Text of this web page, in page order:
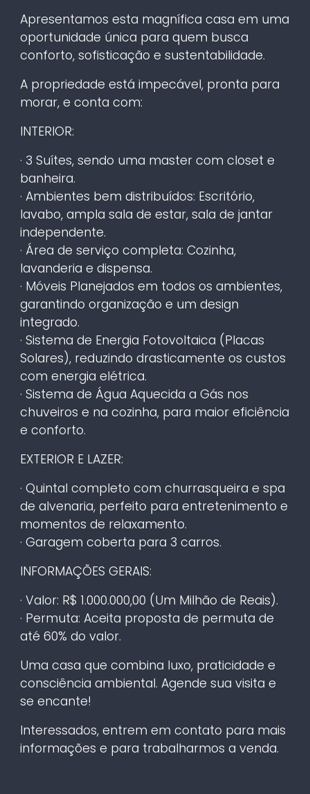
Apresentamos esta magnífica casa em uma
oportunidade única para quem busca
conforto, sofisticação e sustentabilidade.
A propriedade está impecável, pronta para
morar, e conta com:
INTERIOR:
· 3 Suítes, sendo uma master com closet e
banheira.
· Ambientes bem distribuídos: Escritório,
lavabo, ampla sala de estar, sala de jantar
independente.
· Área de serviço completa: Cozinha,
lavanderia e dispensa.
· Móveis Planejados em todos os ambientes,
garantindo organização e um design
integrado.
· Sistema de Energia Fotovoltaica (Placas
Solares), reduzindo drasticamente os custos
com energia elétrica.
· Sistema de Água Aquecida a Gás nos
chuveiros e na cozinha, para maior eficiência
e conforto.
EXTERIOR E LAZER:
· Quintal completo com churrasqueira e spa
de alvenaria, perfeito para entretenimento e
momentos de relaxamento.
· Garagem coberta para 3 carros.
INFORMAÇÕES GERAIS:
· Valor: R$ 1.000.000,00 (Um Milhão de Reais).
· Permuta: Aceita proposta de permuta de
até 60% do valor.
Uma casa que combina luxo, praticidade e
consciência ambiental. Agende sua visita e
se encante!
Interessados, entrem em contato para mais
informações e para trabalharmos a venda.